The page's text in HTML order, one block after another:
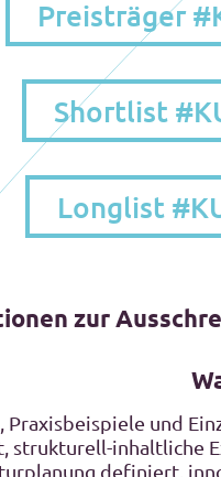
Preisträger
Shortlist
Longlist
zur
Praxisbeispiele und
strukturell-inhaltliche
definiert,